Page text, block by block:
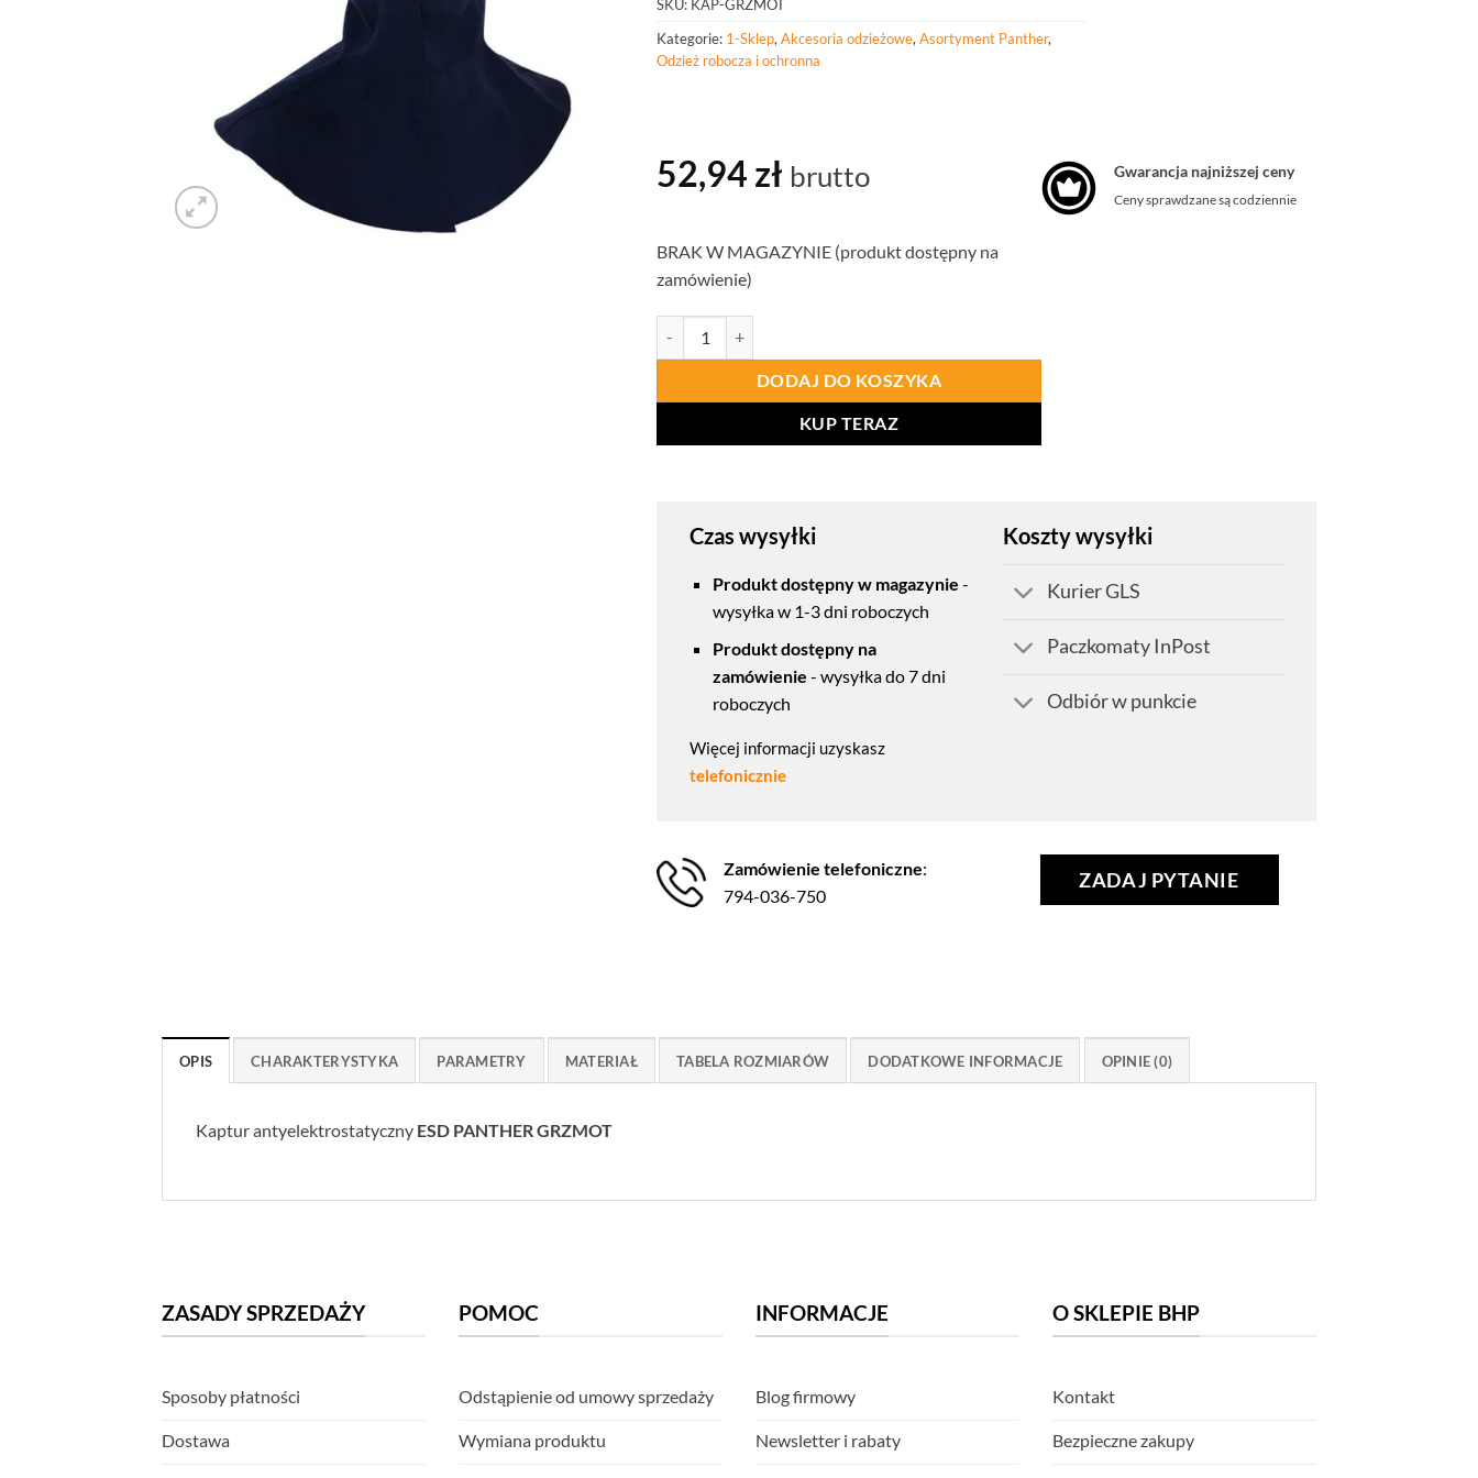
SKU: KAP-GRZMOT
Kategorie: 1-Sklep, Akcesoria odzieżowe, Asortyment Panther,
Odzież robocza i ochronna
52,94 zł brutto
BRAK W MAGAZYNIE (produkt dostępny na
zamówienie)
DODAJ DO KOSZYKA
KUP TERAZ
Gwarancja najniższej ceny
Ceny sprawdzane są codziennie
Czas wysyłki
Produkt dostępny w magazynie -
wysyłka w 1-3 dni roboczych
Produkt dostępny na
zamówienie - wysyłka do 7 dni
roboczych
Więcej informacji uzyskasz
telefonicznie
Koszty wysyłki
Kurier GLS
Paczkomaty InPost
Odbiór w punkcie
Zamówienie telefoniczne:
794-036-750
ZADAJ PYTANIE
OPIS CHARAKTERYSTYKA PARAMETRY MATERIAŁ TABELA ROZMIARÓW DODATKOWE INFORMACJE OPINIE (0)
Kaptur antyelektrostatyczny ESD PANTHER GRZMOT
ZASADY SPRZEDAŻY
Sposoby płatności
Dostawa
POMOC
Odstąpienie od umowy sprzedaży
Wymiana produktu
INFORMACJE
Blog firmowy
Newsletter i rabaty
O SKLEPIE BHP
Kontakt
Bezpieczne zakupy